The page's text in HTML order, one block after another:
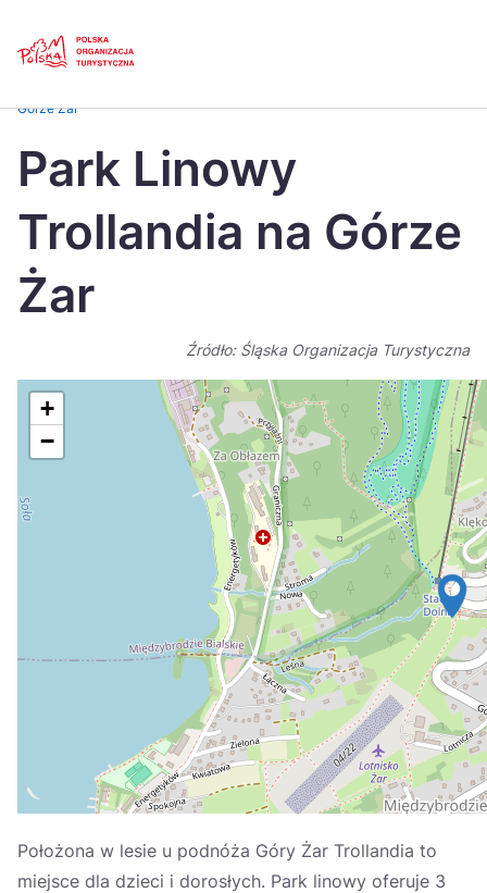
Česká
Dansk
Español
Italiano
日本
Português
Suomi
Україна
Górze Żar
Park Linowy
Trollandia na Górze
Żar
Źródło: Śląska Organizacja Turystyczna
+
−
Położona w lesie u podnóża Góry Żar Trollandia to
miejsce dla dzieci i dorosłych. Park linowy oferuje 3